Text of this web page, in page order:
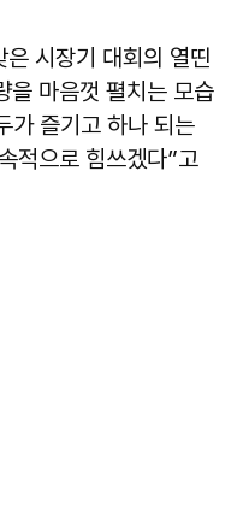
시장기 대회의 열띤
을 마음껏 펼치는 모습
가 즐기고 하나 되는
적으로 힘쓰겠다”고